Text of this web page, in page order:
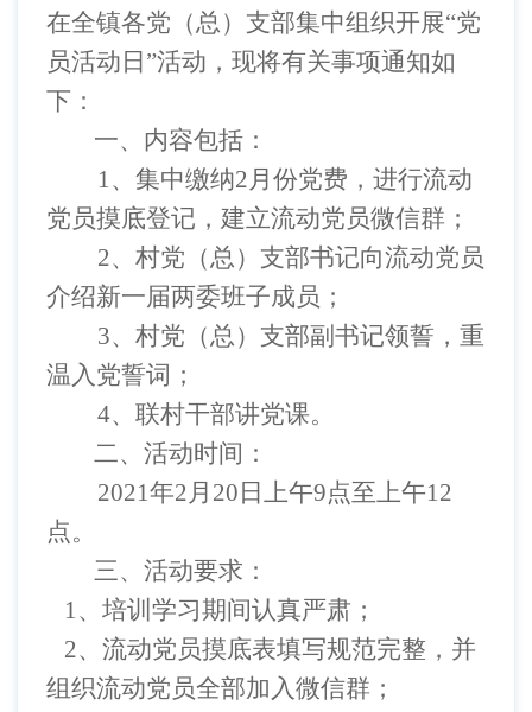
在全镇各党（总）支部集中组织开展“党
员活动日 ”活动， 现将有关事项通知如
下：
一、内容包括：
1、 集中缴纳2月份党费 ，进行流动
党员摸底登记，建立流动党员微信群；
2、村党（总）支部书记向流动党员
介绍新一届两委班子成员；
3、村党（总）支部副书记领誓，重
温入党誓词；
4、联村干部讲党课。
二、 活动时间：
2021年2月 20 日 上午9点至上午12
点。
三、活动要求：
1、培训学习期间认真严肃；
2、流动党员摸底表填写规范完整，并
组织流动党员全部加入微信群；